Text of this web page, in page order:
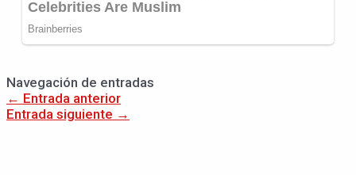
Navegación de entradas
← Entrada anterior
Entrada siguiente →